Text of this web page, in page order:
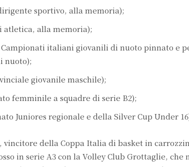
sportivo, alla memoria);
atletica, alla memoria);
italiani giovanili di nuoto pinnato e
nuoto);
giovanile maschile);
femminile a squadre di serie B2);
Juniores regionale e della Silver Cup Under
vincitore della Coppa Italia di basket in
in serie A3 con la Volley Club Grottaglie, che